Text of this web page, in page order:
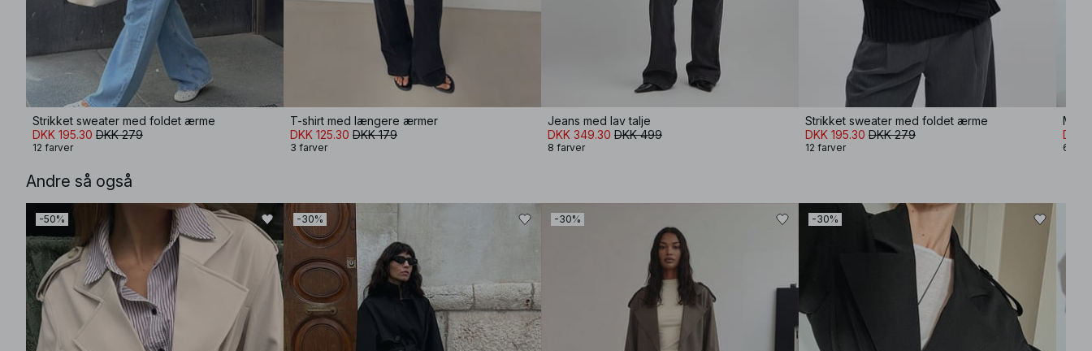
Strikket sweater med foldet ærme
DKK 195.30 DKK 279
12 farver
T-shirt med længere ærmer
DKK 125.30 DKK 179
3 farver
Jeans med lav talje
DKK 349.30 DKK 499
8 farver
Strikket sweater med foldet ærme
DKK 195.30 DKK 279
12 farver
Mid
DKK
6
Andre så også
-50% -30% -30% -30%